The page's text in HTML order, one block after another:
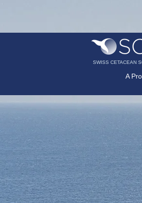
SWISS CETACEAN
A